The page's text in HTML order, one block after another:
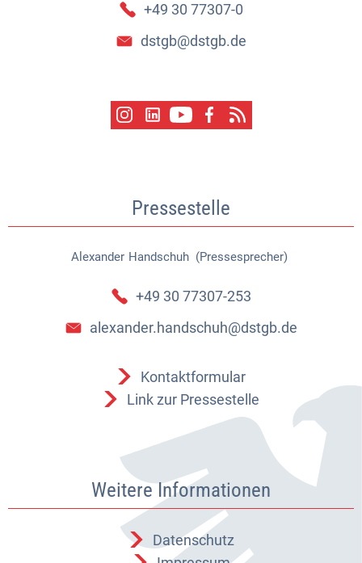
+49 30 77307-0
dstgb@dstgb.de
Pressestelle
Alexander Handschuh (Pressesprecher)
Alexander Handschuh
+49 30 77307-253
alexander.handschuh@dstgb.de
Kontaktformular
Link zur Pressestelle
Weitere Informationen
Datenschutz